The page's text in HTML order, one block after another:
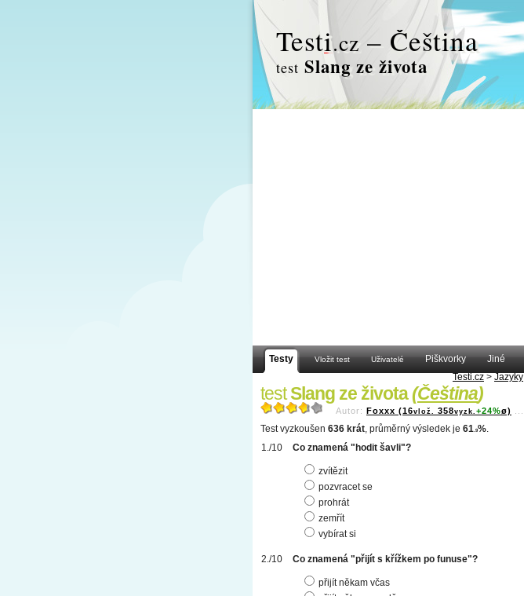
Testi.cz – Čeština
test Slang ze života
Testy Vložit test Uživatelé Piškvorky
Jiné
Testi.cz > Jazyky
testSlang ze života(Čeština)
Autor: Foxxx (16vlož. 358vyzk. +24%ø)
Test vyzkoušen 636 krát, průměrný výsledek je 61 .9%.
Co znamená "hodit šavli"?
zvítězit
pozvracet se
prohrát
zemřít
vybírat si
Co znamená "přijít s křížkem po funuse"?
přijít někam včas